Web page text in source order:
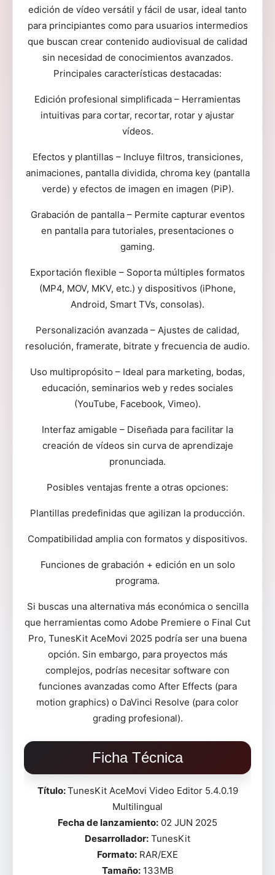
edición de vídeo versátil y fácil de usar, ideal tanto
para principiantes como para usuarios intermedios
que buscan crear contenido audiovisual de calidad
sin necesidad de conocimientos avanzados.
Principales características destacadas:
Edición profesional simplificada – Herramientas
intuitivas para cortar, recortar, rotar y ajustar
vídeos.
Efectos y plantillas – Incluye filtros, transiciones,
animaciones, pantalla dividida, chroma key (pantalla
verde) y efectos de imagen en imagen (PiP).
Grabación de pantalla – Permite capturar eventos
en pantalla para tutoriales, presentaciones o
gaming.
Exportación flexible – Soporta múltiples formatos
(MP4, MOV, MKV, etc.) y dispositivos (iPhone,
Android, Smart TVs, consolas).
Personalización avanzada – Ajustes de calidad,
resolución, framerate, bitrate y frecuencia de audio.
Uso multipropósito – Ideal para marketing, bodas,
educación, seminarios web y redes sociales
(YouTube, Facebook, Vimeo).
Interfaz amigable – Diseñada para facilitar la
creación de vídeos sin curva de aprendizaje
pronunciada.
Posibles ventajas frente a otras opciones:
Plantillas predefinidas que agilizan la producción.
Compatibilidad amplia con formatos y dispositivos.
Funciones de grabación + edición en un solo
programa.
Si buscas una alternativa más económica o sencilla
que herramientas como Adobe Premiere o Final Cut
Pro, TunesKit AceMovi 2025 podría ser una buena
opción. Sin embargo, para proyectos más
complejos, podrías necesitar software con
funciones avanzadas como After Effects (para
motion graphics) o DaVinci Resolve (para color
grading profesional).
Ficha Técnica
Título:TunesKit AceMovi Video Editor 5.4.0.19
Multilingual
Fecha de lanzamiento: 02 JUN 2025
Desarrollador: TunesKit
Formato: RAR/EXE
Tamaño:133MB